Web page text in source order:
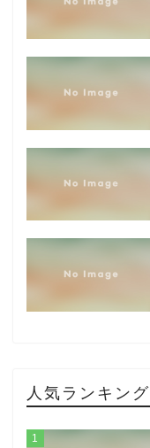
人気ランキング
1